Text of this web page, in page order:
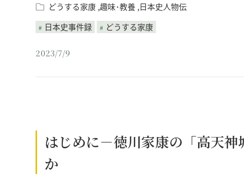
どうする家康 趣味･教養 日本史人物伝
日本史事件録
どうする家康
2023/7/9
はじめに－徳川家康の「高天
か